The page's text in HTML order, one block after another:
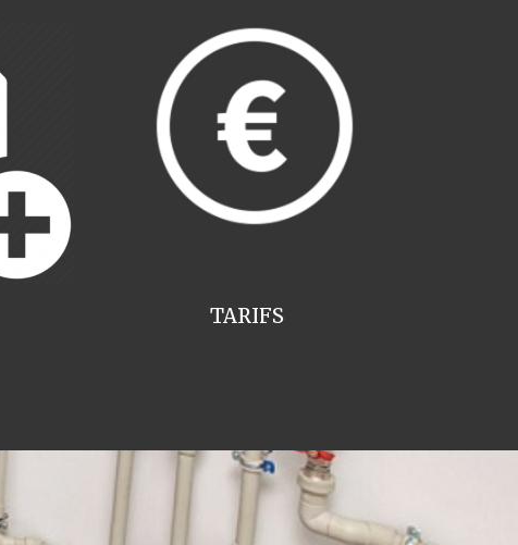
TARIFS